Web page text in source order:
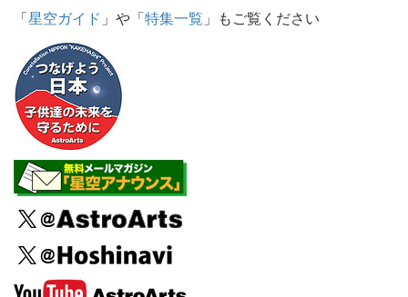
「星空ガイド 」や「特集一覧 」もご覧ください